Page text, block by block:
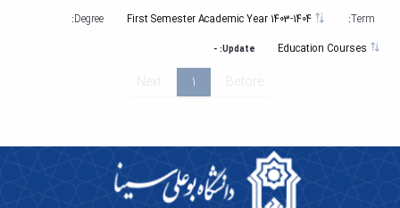
Term:
Degree:
Update: -
Before
1
Next